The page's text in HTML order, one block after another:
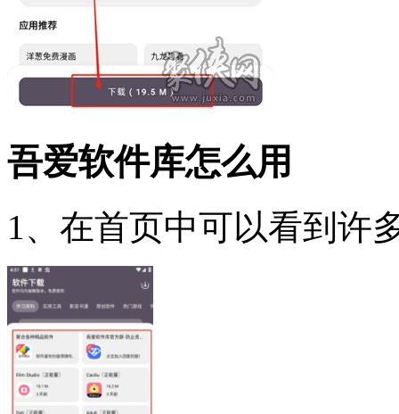
吾爱软件库怎么用
1、在首页中可以看到许